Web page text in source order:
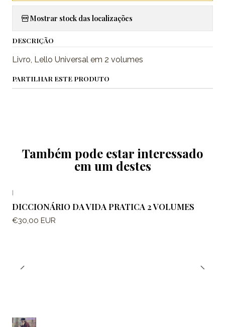
Mostrar stock das localizações
DESCRIÇÃO
Livro, Lello Universal em 2 volumes
PARTILHAR ESTE PRODUTO
Também pode estar interessado
em um destes
DICCIONÁRIO DA VIDA PRATICA 2 VOLUMES
€30,00 EUR